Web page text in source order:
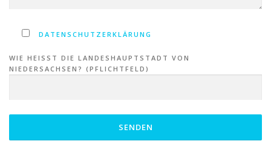
DATENSCHUTZERKLÄRUNG
WIE HEISST DIE LANDESHAUPTSTADT VON N
IEDERSACHSEN? (PFLICHTFELD)